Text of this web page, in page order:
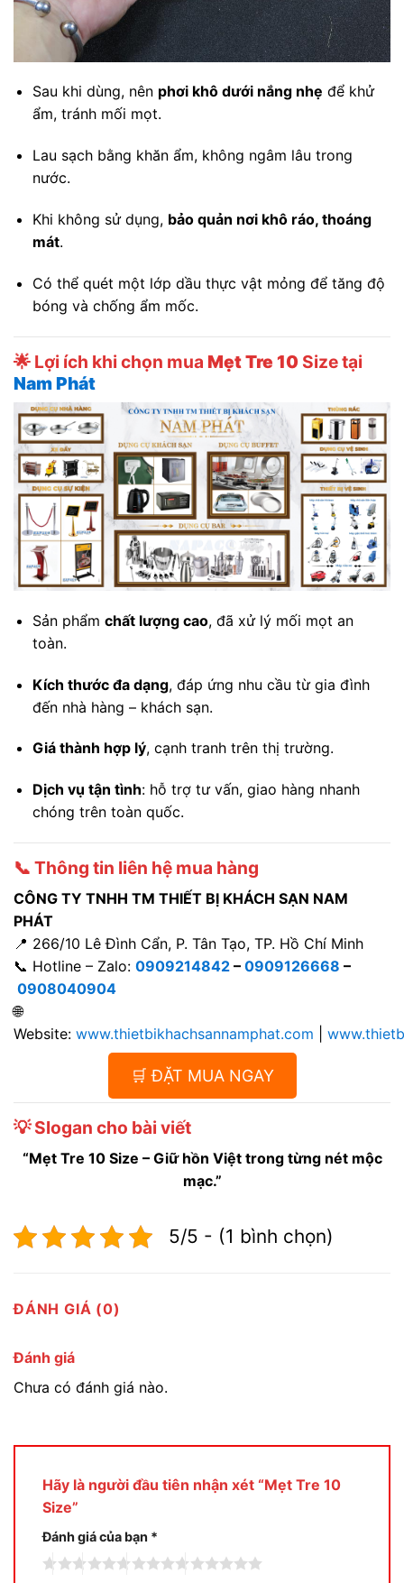
Sau khi dùng, nên phơi khô dưới nắng nhẹ để khử
ẩm, tránh mối mọt.
Lau sạch bằng khăn ẩm, không ngâm lâu trong
nước.
Khi không sử dụng, bảo quản nơi khô ráo, thoáng
mát.
Có thể quét một lớp dầu thực vật mỏng để tăng độ
bóng và chống ẩm mốc.
🌟 Lợi ích khi chọn mua Mẹt Tre 10 Size tại
Nam Phát
Sản phẩm chất lượng cao, đã xử lý mối mọt an
toàn.
Kích thước đa dạng, đáp ứng nhu cầu từ gia đình
đến nhà hàng – khách sạn.
Giá thành hợp lý, cạnh tranh trên thị trường.
Dịch vụ tận tình: hỗ trợ tư vấn, giao hàng nhanh
chóng trên toàn quốc.
📞 Thông tin liên hệ mua hàng
CÔNG TY TNHH TM THIẾT BỊ KHÁCH SẠN NAM
PHÁT
📍 266/10 Lê Đình Cẩn, P. Tân Tạo, TP. Hồ Chí Minh
📞 Hotline – Zalo: 0909214842 – 0909126668 –
0908040904
🌐
Website: www.thietbikhachsannamphat.com
🛒 ĐẶT MUA NGAY
💡 Slogan cho bài viết
“Mẹt Tre 10 Size – Giữ hồn Việt trong từng nét mộc
mạc.”
5/5 - (1 bình chọn)
ĐÁNH GIÁ (0)
Đánh giá
Chưa có đánh giá nào.
Hãy là người đầu tiên nhận xét “Mẹt Tre 10
Size”
Đánh giá của bạn *